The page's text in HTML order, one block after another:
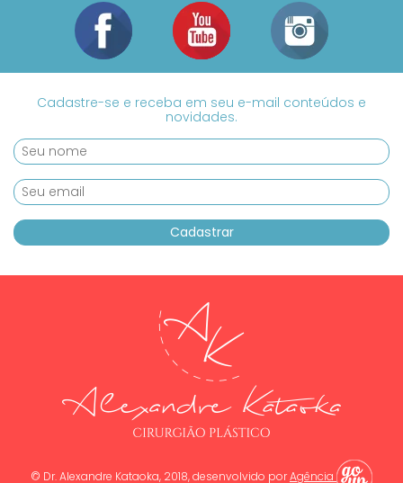
Cadastre-se e receba em seu e-mail conteúdos e
novidades.
© Dr. Alexandre Kataoka, 2018, desenvolvido porAgência